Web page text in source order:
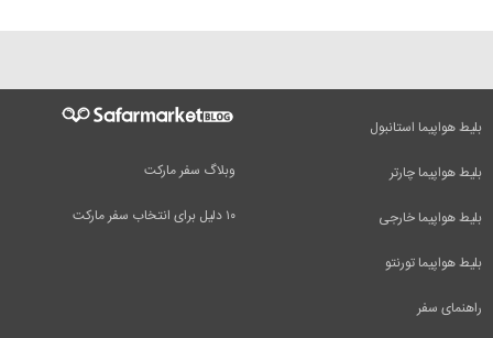
وبلاگ سفر مارکت
۱۰ دلیل برای انتخاب سفر مارکت
بلیط هواپیما استانبول
بلیط هواپیما چارتر
بلیط هواپیما خارجی
بلیط هواپیما تورنتو
راهنمای سفر